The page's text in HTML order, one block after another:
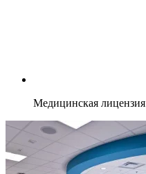
Медицинская лицензия